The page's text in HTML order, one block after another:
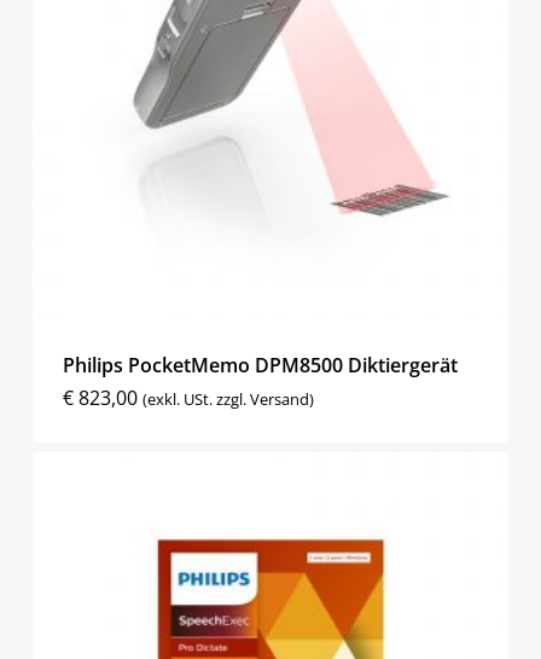
Philips PocketMemo DPM8500 Diktiergerät
€823,00 (exkl. USt. zzgl. Versand)